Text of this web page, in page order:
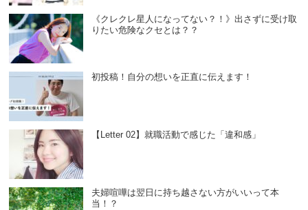
《クレクレ星人になってない？！》出さずに受け取
りたい危険なクセとは？？
初投稿！自分の想いを正直に伝えます！
【Letter 02】就職活動で感じた「違和感」
夫婦喧嘩は翌日に持ち越さない方がいいって本
当！？